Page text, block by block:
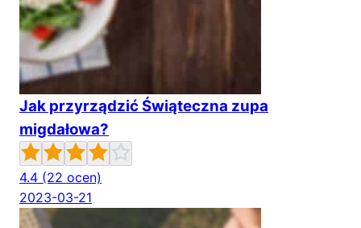
Jak przyrządzić Świąteczna zupa
migdałowa?
4.4 (22 ocen)
2023-03-21